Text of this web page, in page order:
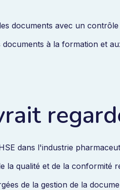
documents avec un
documents à la formation et
dans l'industrie
la qualité et de la conformité
de la gestion de la